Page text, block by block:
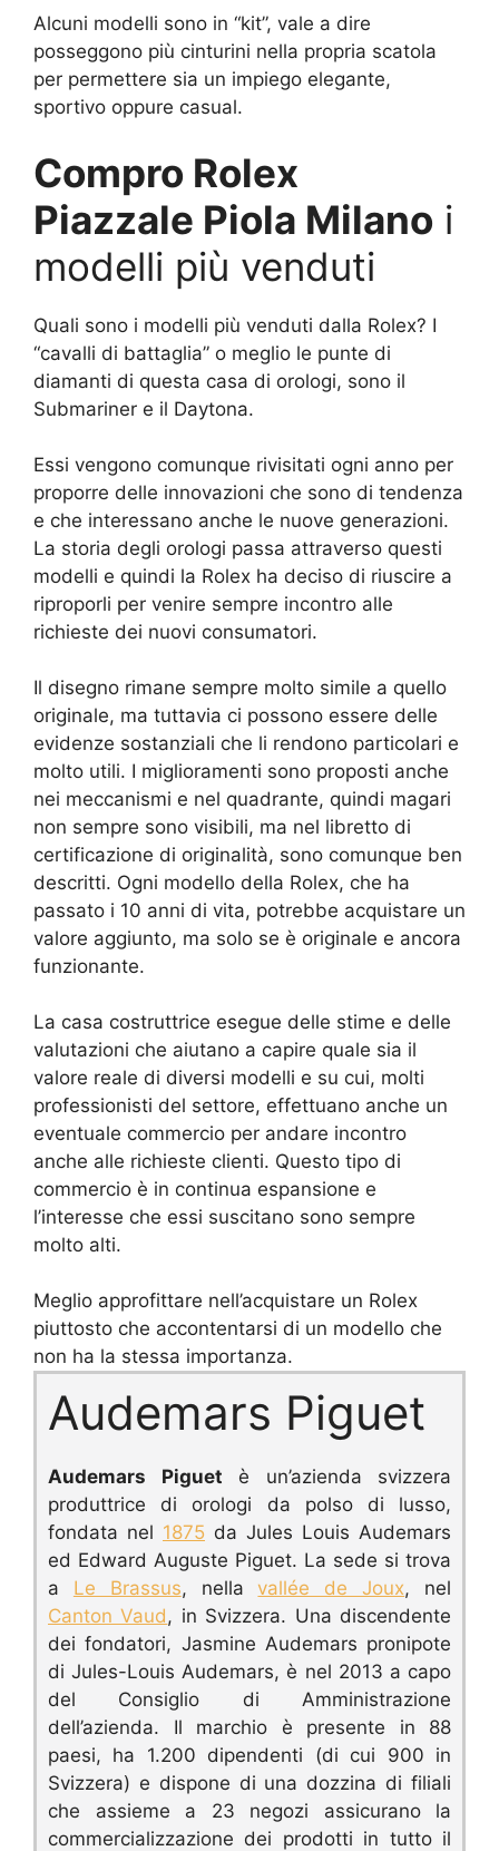
Alcuni modelli sono in “kit”, vale a dire
posseggono più cinturini nella propria scatola
per permettere sia un impiego elegante,
sportivo oppure casual.
Compro Rolex
Piazzale Piola Milano i
modelli più venduti
Quali sono i modelli più venduti dalla Rolex? I
“cavalli di battaglia” o meglio le punte di
diamanti di questa casa di orologi, sono il
Submariner e il Daytona.
Essi vengono comunque rivisitati ogni anno per
proporre delle innovazioni che sono di tendenza
e che interessano anche le nuove generazioni.
La storia degli orologi passa attraverso questi
modelli e quindi la Rolex ha deciso di riuscire a
riproporli per venire sempre incontro alle
richieste dei nuovi consumatori.
Il disegno rimane sempre molto simile a quello
originale, ma tuttavia ci possono essere delle
evidenze sostanziali che li rendono particolari e
molto utili. I miglioramenti sono proposti anche
nei meccanismi e nel quadrante, quindi magari
non sempre sono visibili, ma nel libretto di
certificazione di originalità, sono comunque ben
descritti. Ogni modello della Rolex, che ha
passato i 10 anni di vita, potrebbe acquistare un
valore aggiunto, ma solo se è originale e ancora
funzionante.
La casa costruttrice esegue delle stime e delle
valutazioni che aiutano a capire quale sia il
valore reale di diversi modelli e su cui, molti
professionisti del settore, effettuano anche un
eventuale commercio per andare incontro
anche alle richieste clienti. Questo tipo di
commercio è in continua espansione e
l’interesse che essi suscitano sono sempre
molto alti.
Meglio approfittare nell’acquistare un Rolex
piuttosto che accontentarsi di un modello che
non ha la stessa importanza.
Audemars Piguet
Audemars Piguet è un’azienda svizzera
produttrice di orologi da polso di lusso,
fondata nel 1875 da Jules Louis Audemars
ed Edward Auguste Piguet. La sede si trova
a Le Brassus, nellavallée de Joux, nel
Canton Vaud , in Svizzera. Una discendente
dei fondatori, Jasmine Audemars pronipote
di Jules-Louis Audemars, è nel 2013 a capo
del Consiglio di Amministrazione
dell’azienda. Il marchio è presente in 88
paesi, ha 1.200 dipendenti (di cui 900 in
Svizzera) e dispone di una dozzina di filiali
che assieme a 23 negozi assicurano la
commercializzazione dei prodotti in tutto il